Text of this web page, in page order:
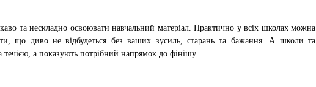
та нескладно освоювати навчальний матеріал. Практично у всіх школах можна
що диво не відбудеться без ваших зусиль, старань та бажання. А школи та
а показують потрібний напрямок до фінішу.